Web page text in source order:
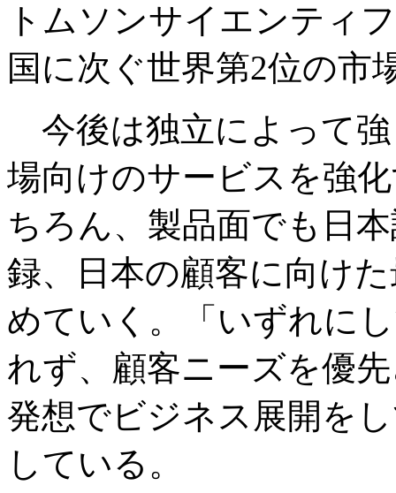
トムソンサイエンティ
国に次ぐ世界第2位の市
今後は独立によって
場向けのサービスを強
ちろん、製品面でも日
録、日本の顧客に向け
めていく。「いずれに
れず、顧客ニーズを優
発想でビジネス展開を
している。